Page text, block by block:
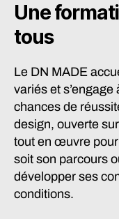
Une
tous
Le DN MADE
variés et
chances de
design, ouverte
tout en œuvre
soit son parcours
développer ses
conditions.